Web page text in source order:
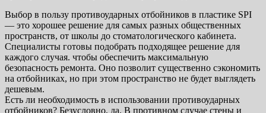
Выбор в пользу противоударных отбойников в пластике SPI
— это хорошее решение для самых разных общественных
пространств, от школы до стоматологического кабинета.
Специалисты готовы подобрать подходящее решение для
каждого случая. чтобы обеспечить максимальную
безопасность ремонта. Оно позволит существенно сэкономить
на отбойниках, но при этом пространство не будет выглядеть
дешевым.
Есть ли необходимость в использовании противоударных
отбойников? Безусловно, да. В противном случае стены и